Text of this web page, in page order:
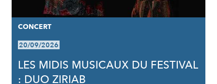
CONCERT
20/09/2026
LES MIDIS MUSICAUX DU FESTIVAL
: DUO ZIRIAB